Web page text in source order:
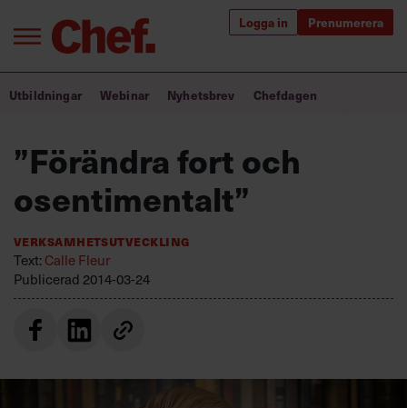
Logga in Prenumerera
Annonsera
Kontakta oss
Bra ledare förändrar världen
Utbildning för ledare
Chefakademin+
Populära utbildningar
Utbildningar Webinar Nyhetsbrev Chefdagen
”Förändra fort och
osentimentalt”
Verksamhetsutveckling
Text:Calle Fleur
Publicerad 2014-03-24